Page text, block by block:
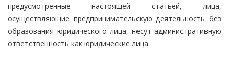
предусмотренные настоящей статьей, лица,
осуществляющие предпринимательскую деятельность без
образования юридического лица, несут административную
ответственность как юридические лица.